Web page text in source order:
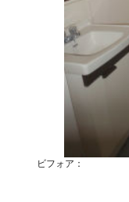
ビフォア：